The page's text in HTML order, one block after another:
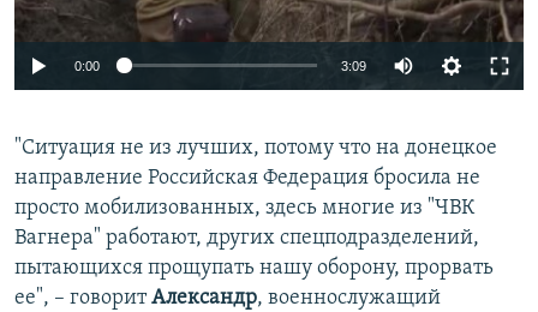
Auto 240p 360p 480p
720p 1080p
0:00 3:09
360p
480p
1080p
"Ситуация не из лучших, потому что на донецкое
направление Российская Федерация бросила не
просто мобилизованных, здесь многие из "ЧВК
Вагнера" работают, других спецподразделений,
пытающихся прощупать нашу оборону, прорвать
ее", – говоритАлександр, военнослужащий